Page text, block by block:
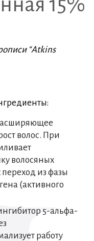
“Atkins
волос. При
волосяных
из фазы
(активного
5-альфа-
работу